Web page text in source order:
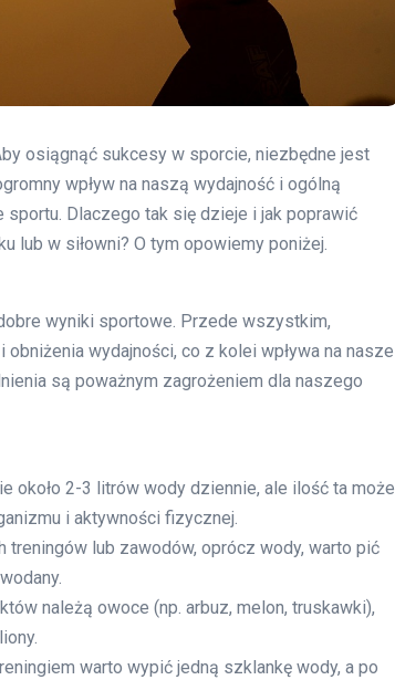
osiągnąć sukcesy w sporcie, niezbędne jest
wpływ na naszą wydajność i ogólną
Dlaczego tak się dzieje i jak poprawić
lub w siłowni? O tym opowiemy poniżej.
wyniki sportowe. Przede wszystkim,
wydajności, co z kolei wpływa na nasze
są poważnym zagrożeniem dla naszego
około 2-3 litrów wody dziennie, ale ilość ta może
i aktywności fizycznej.
lub zawodów, oprócz wody, warto pić
należą owoce (np. arbuz, melon, truskawki),
warto wypić jedną szklankę wody, a po